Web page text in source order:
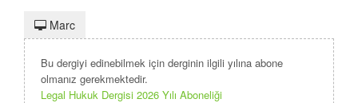
Marc
Bu dergiyi edinebilmek için derginin ilgili yılına abone
olmanız gerekmektedir.
Legal Hukuk Dergisi 2026 Yılı Aboneliği